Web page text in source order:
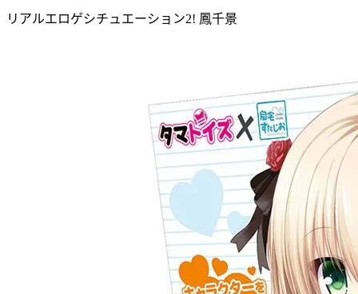
リアルエロゲシチュエーション2! 鳳千景